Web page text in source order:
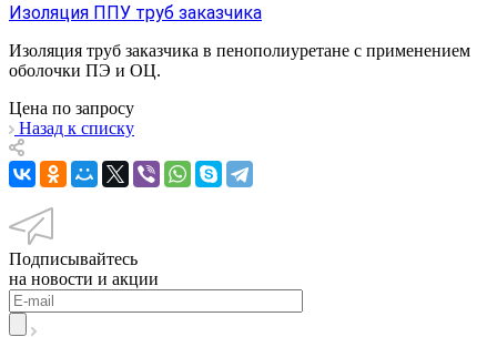
Изоляция ППУ труб заказчика
Изоляция труб заказчика в пенополиуретане с применением
оболочки ПЭ и ОЦ.
Цена по запросу
Назад к списку
Подписывайтесь
на новости и акции